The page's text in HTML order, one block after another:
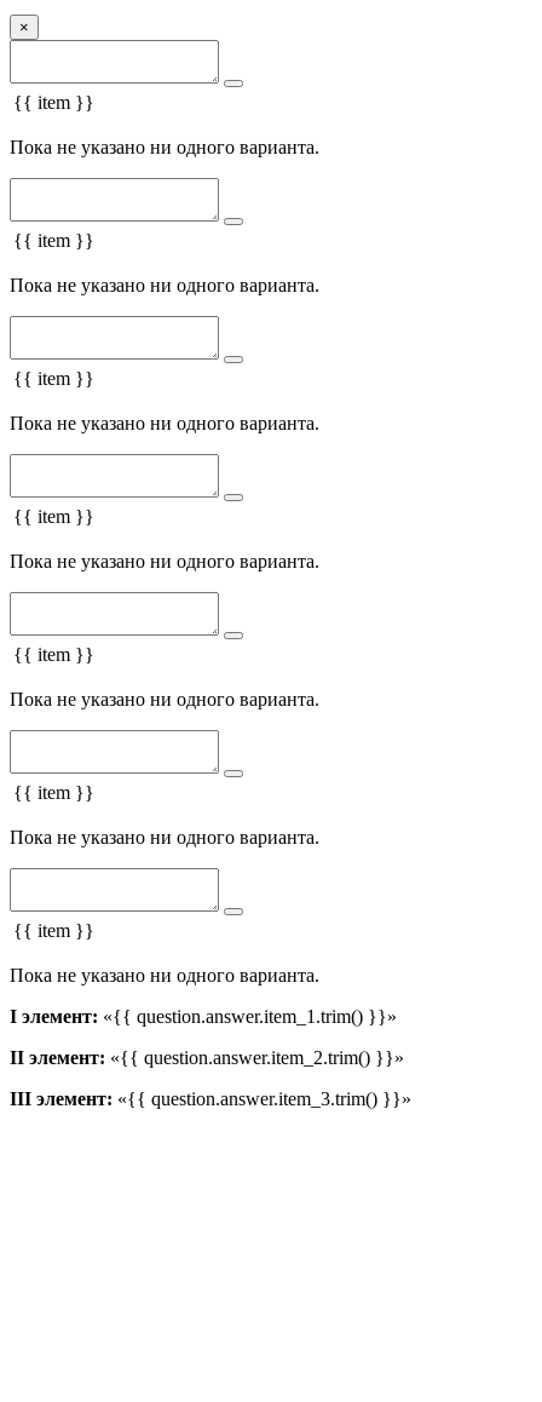
×
{{ item }}
Пока не указано ни одного варианта.
{{ item }}
Пока не указано ни одного варианта.
{{ item }}
Пока не указано ни одного варианта.
{{ item }}
Пока не указано ни одного варианта.
{{ item }}
Пока не указано ни одного варианта.
{{ item }}
Пока не указано ни одного варианта.
{{ item }}
Пока не указано ни одного варианта.
I элемент: «{{ question.answer.item_1.trim() }}»
II элемент: «{{ question.answer.item_2.trim() }}»
III элемент: «{{ question.answer.item_3.trim() }}»